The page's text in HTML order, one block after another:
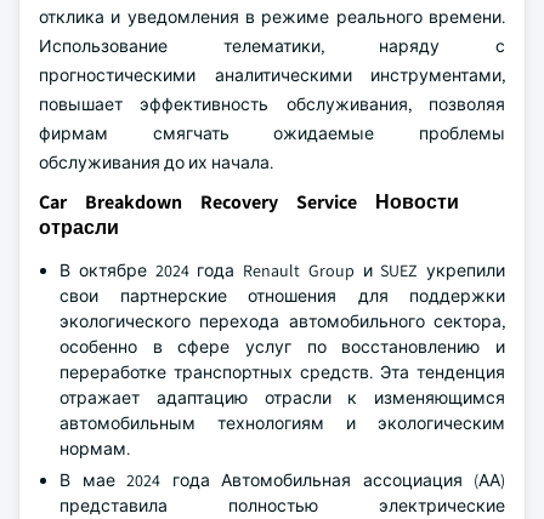
отклика и уведомления в режиме реального времени.
Использование телематики, наряду с
прогностическими аналитическими инструментами,
повышает эффективность обслуживания, позволяя
фирмам смягчать ожидаемые проблемы
обслуживания до их начала.
Car Breakdown Recovery Service Новости
отрасли
В октябре 2024 года Renault Group и SUEZ укрепили
свои партнерские отношения для поддержки
экологического перехода автомобильного сектора,
особенно в сфере услуг по восстановлению и
переработке транспортных средств. Эта тенденция
отражает адаптацию отрасли к изменяющимся
автомобильным технологиям и экологическим
нормам.
В мае 2024 года Автомобильная ассоциация (АА)
представила полностью электрические